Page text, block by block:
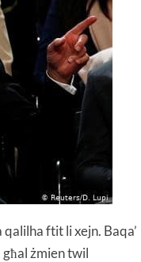
ftit li xejn. Baqa’
żmien twil